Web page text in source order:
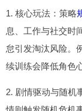
1. 核心玩法：策略
息、工作与社交时
怠引发淘汰风险。
续训练会降低角色
2. 剧情驱动与随机